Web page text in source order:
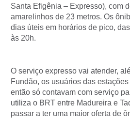
Santa Efigênia – Expresso), com
amarelinhos de 23 metros. Os
dias úteis em horários de pico,
às 20h.
O serviço expresso vai atender,
Fundão, os usuários das
então só contavam com serviço
utiliza o BRT entre Madureira e
passar a ter uma maior oferta de